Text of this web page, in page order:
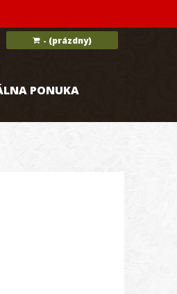
- (prázdny)
PONUKA